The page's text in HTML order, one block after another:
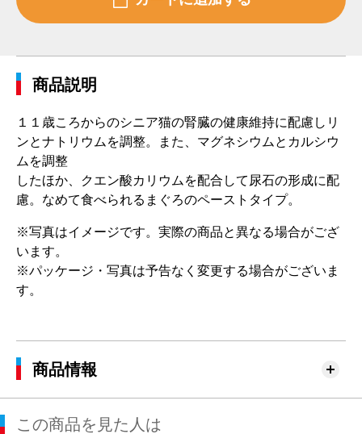
商品説明
１１歳ころからのシニア猫の腎臓の健康維持に配慮しリ
ンとナトリウムを調整。また、マグネシウムとカルシウ
ムを調整
したほか、クエン酸カリウムを配合して尿石の形成に配
慮。なめて食べられるまぐろのペーストタイプ。
※写真はイメージです。実際の商品と異なる場合がござ
います。
※パッケージ・写真は予告なく変更する場合がございま
す。
商品情報
この商品を見た人は